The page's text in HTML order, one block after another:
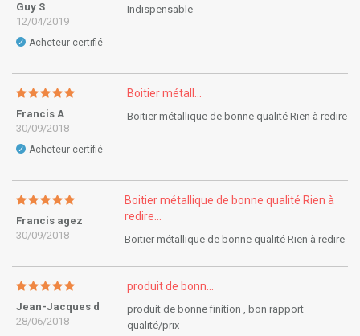
Guy S
12/04/2019
✓ Acheteur certifié
Indispensable
Francis A
30/09/2018
✓ Acheteur certifié
Boitier métall...
Boitier métallique de bonne qualité Rien à redire
Francis agez
30/09/2018
Boitier métallique de bonne qualité Rien à
redire...
Boitier métallique de bonne qualité Rien à redire
Jean-Jacques d
28/06/2018
produit de bonn...
produit de bonne finition , bon rapport
qualité/prix